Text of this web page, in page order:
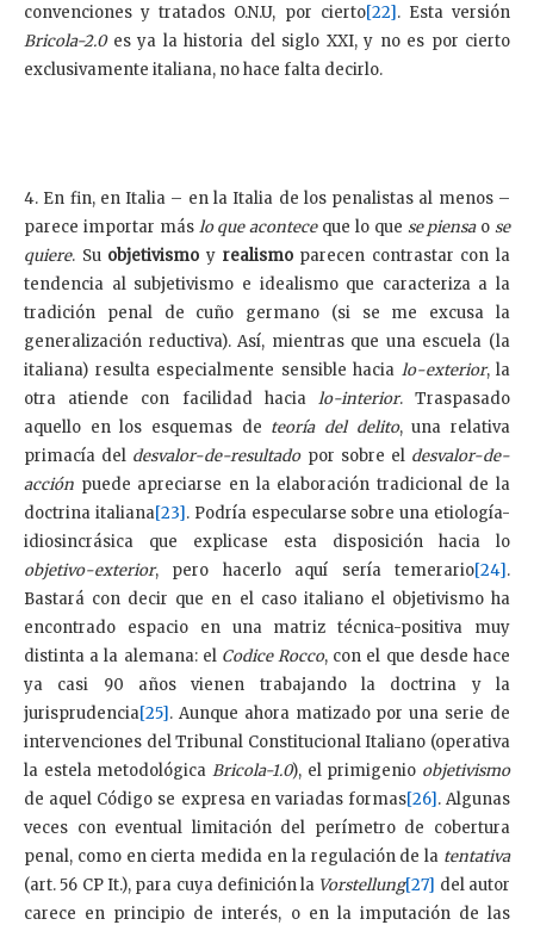
convenciones y tratados O.N.U, por cierto[22]. Esta versión
Bricola-2.0es ya la historia del siglo XXI, y no es por cierto
exclusivamente italiana, no hace falta decirlo.
4. En fin, en Italia – en la Italia de los penalistas al menos –
parece importar más lo que aconteceque lo que se piensa o se
quiere. Su objetivismo y realismoparecen contrastar con la
tendencia al subjetivismo e idealismo que caracteriza a la
tradición penal de cuño germano (si se me excusa la
generalización reductiva). Así, mientras que una escuela (la
italiana) resulta especialmente sensible hacia lo-exterior, la
otra atiende con facilidad hacia lo-interior. Traspasado
aquello en los esquemas de teoría del delito, una relativa
primacía del desvalor-de-resultadopor sobre el desvalor-de-
acción puede apreciarse en la elaboración tradicional de la
doctrina italiana[23]. Podría especularse sobre una etiología-
idiosincrásica que explicase esta disposición hacia lo
objetivo-exterior, pero hacerlo aquí sería temerario[24].
Bastará con decir que en el caso italiano el objetivismo ha
encontrado espacio en una matriz técnica-positiva muy
distinta a la alemana: el Codice Rocco, con el que desde hace
ya casi 90 años vienen trabajando la doctrina y la
jurisprudencia[25]. Aunque ahora matizado por una serie de
intervenciones del Tribunal Constitucional Italiano (operativa
la estela metodológica Bricola-1.0), el primigenio objetivismo
de aquel Código se expresa en variadas formas[26]. Algunas
veces con eventual limitación del perímetro de cobertura
penal, como en cierta medida en la regulación de la tentativa
(art. 56 CP It.), para cuya definición la Vorstellung[27] del autor
carece en principio de interés, o en la imputación de las